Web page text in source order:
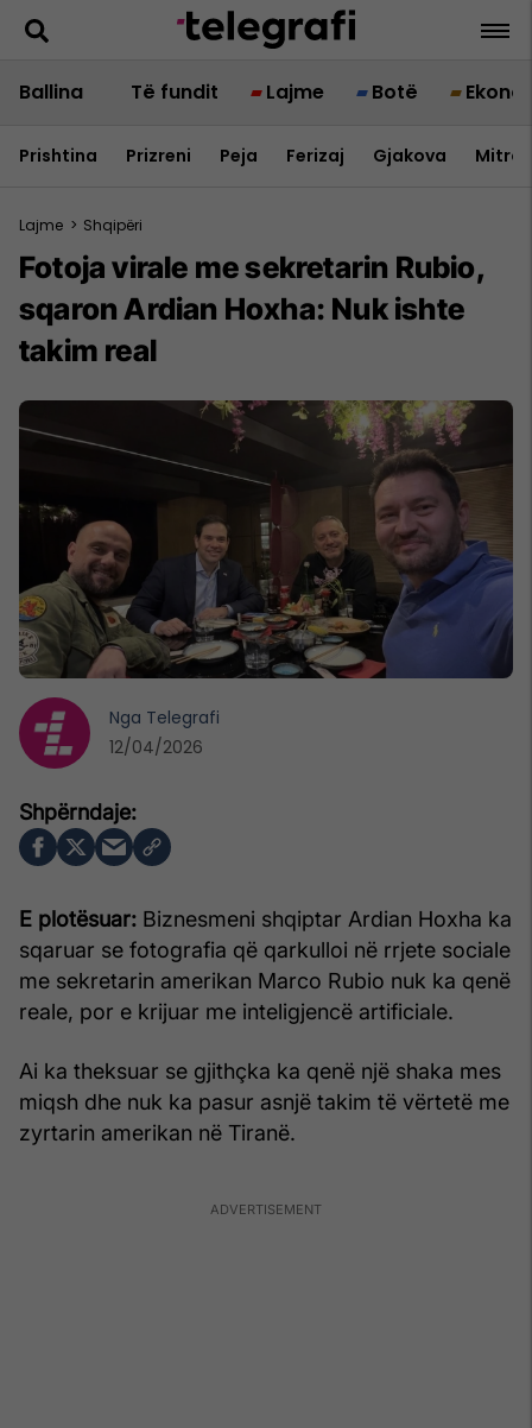
Ballina Të fundit Lajme Botë
Prishtina Prizreni Peja Ferizaj Gjakova
Lajme > Shqipëri
Fotoja virale me sekretarin Rubio,
sqaron Ardian Hoxha: Nuk ishte
takim real
E plotësuar: Biznesmeni shqiptar Ardian Hoxha ka
sqaruar se fotografia që qarkulloi në rrjete sociale
me sekretarin amerikan Marco Rubio nuk ka qenë
reale, por e krijuar me inteligjencë artificiale.
Ai ka theksuar se gjithçka ka qenë një shaka mes
miqsh dhe nuk ka pasur asnjë takim të vërtetë me
zyrtarin amerikan në Tiranë.
Nga Telegrafi
12/04/2026